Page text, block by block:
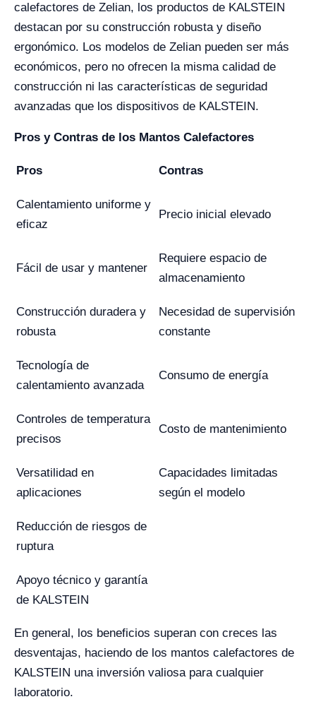
calefactores de Zelian, los productos de KALSTEIN
destacan por su construcción robusta y diseño
ergonómico. Los modelos de Zelian pueden ser más
económicos, pero no ofrecen la misma calidad de
construcción ni las características de seguridad
avanzadas que los dispositivos de KALSTEIN.
Pros y Contras de los Mantos Calefactores
Pros Contras
Calentamiento uniforme y
eficaz
Precio inicial elevado
Fácil de usar y mantener
Requiere espacio de
almacenamiento
Construcción duradera y
robusta
Necesidad de supervisión
constante
Tecnología de
calentamiento avanzada
Consumo de energía
Controles de temperatura
precisos
Costo de mantenimiento
Versatilidad en
aplicaciones
Capacidades limitadas
según el modelo
Reducción de riesgos de
ruptura
Apoyo técnico y garantía
de KALSTEIN
En general, los beneficios superan con creces las
desventajas, haciendo de los mantos calefactores de
KALSTEIN una inversión valiosa para cualquier
laboratorio.